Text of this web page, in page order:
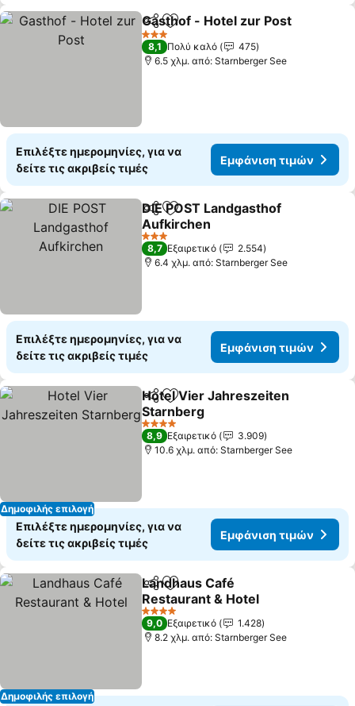
Κοινοποίηση
Προσθήκη στα αγαπημένα
Gasthof - Hotel zur Post
3 Αστέρια
8,1 Πολύ καλό
475
6.5 χλμ. από: Starnberger See
Επιλέξτε ημερομηνίες, για να
δείτε τις ακριβείς τιμές
Εμφάνιση τιμών
Κοινοποίηση
Προσθήκη στα αγαπημένα
DIE POST Landgasthof
Aufkirchen
3 Αστέρια
8,7 Εξαιρετικό
2.554
6.4 χλμ. από: Starnberger See
Επιλέξτε ημερομηνίες, για να
δείτε τις ακριβείς τιμές
Εμφάνιση τιμών
Δημοφιλής επιλογή
Κοινοποίηση
Προσθήκη στα αγαπημένα
Hotel Vier Jahreszeiten
Starnberg
4 Αστέρια
8,9 Εξαιρετικό
3.909
10.6 χλμ. από: Starnberger See
Επιλέξτε ημερομηνίες, για να
δείτε τις ακριβείς τιμές
Εμφάνιση τιμών
Δημοφιλής επιλογή
Κοινοποίηση
Προσθήκη στα αγαπημένα
Landhaus Café
Restaurant & Hotel
4 Αστέρια
9,0 Εξαιρετικό
1.428
8.2 χλμ. από: Starnberger See